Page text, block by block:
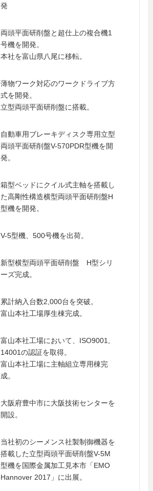
発
両頭平面研削盤と超仕上の複合機1
号機を開発。
本社を富山県八尾に移転。
薄物ワーク対応のワークドライブ方
式を開発。
立型両頭平面研削盤に搭載。
自動車用ブレーキディスク専用立型
両頭平面研削盤V-570PDR型機を開
発。
箱型ベッドにクイル式主軸を搭載し
た高剛性構造横型両頭平面研削盤H
型機を開発。
V-5型機、500号機を出荷。
新型横型両頭平面研削盤 H型シリ
ーズ完成。
累計納入台数2,000台を突破。
富山本社工場厚生棟完成。
富山本社工場において、ISO9001,
14001の認証を取得。
富山本社工場に主軸組立専用棟完
成。
大阪府豊中市に大阪技術センターを
開設。
当社初のシーメンス社製制御機器を
搭載した立型両頭平面研削盤V-5M
型機を国際金属加工見本市「EMO
Hannover 2017」に出展。